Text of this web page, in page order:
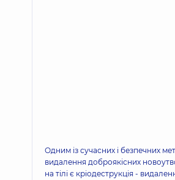
Одним із сучасних і безпечних
видалення доброякісних
на тілі є кріодеструкція -